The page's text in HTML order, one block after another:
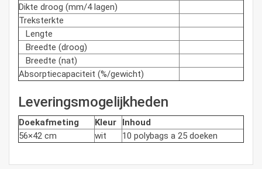
Dikte droog (mm/4 lagen)
Treksterkte
Lengte
Breedte (droog)
Breedte (nat)
Absorptiecapaciteit (%/gewicht)
Leveringsmogelijkheden
Doekafmeting Kleur
Inhoud
56×42 cm
wit 10 polybags a 25 doeken